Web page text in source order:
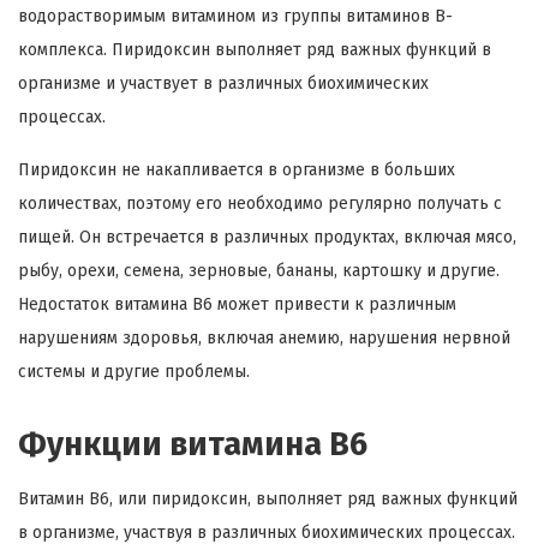
водорастворимым витамином из группы витаминов B-
комплекса. Пиридоксин выполняет ряд важных функций в
организме и участвует в различных биохимических
процессах.
Пиридоксин не накапливается в организме в больших
количествах, поэтому его необходимо регулярно получать с
пищей. Он встречается в различных продуктах, включая мясо,
рыбу, орехи, семена, зерновые, бананы, картошку и другие.
Недостаток витамина B6 может привести к различным
нарушениям здоровья, включая анемию, нарушения нервной
системы и другие проблемы.
Функции витамина В6
Витамин B6, или пиридоксин, выполняет ряд важных функций
в организме, участвуя в различных биохимических процессах.